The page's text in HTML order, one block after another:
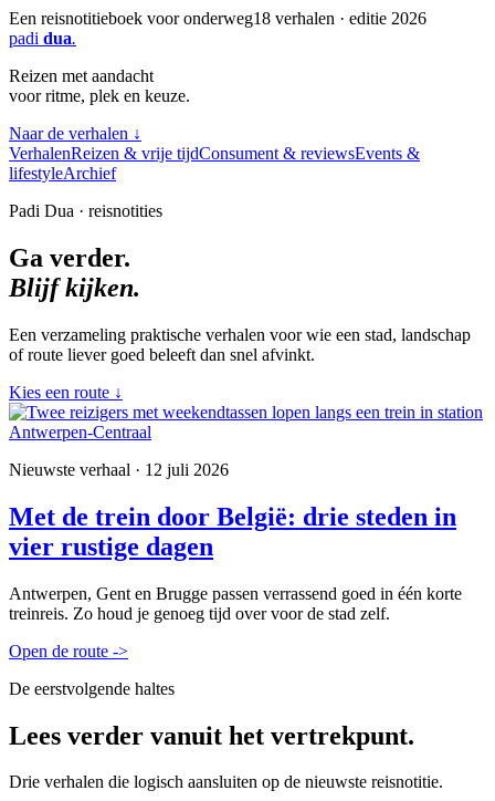
Een reisnotitieboek voor onderweg18 verhalen · editie 2026
padi dua.
Reizen met aandacht
voor ritme, plek en keuze.
Naar de verhalen ↓
VerhalenReizen & vrije tijdConsument & reviewsEvents &
lifestyleArchief
Padi Dua · reisnotities
Ga verder.
Blijf kijken.
Een verzameling praktische verhalen voor wie een stad, landschap
of route liever goed beleeft dan snel afvinkt.
Kies een route ↓
Nieuwste verhaal · 12 juli 2026
Met de trein door België: drie steden in
vier rustige dagen
Antwerpen, Gent en Brugge passen verrassend goed in één korte
treinreis. Zo houd je genoeg tijd over voor de stad zelf.
Open de route ->
De eerstvolgende haltes
Lees verder vanuit het vertrekpunt.
Drie verhalen die logisch aansluiten op de nieuwste reisnotitie.